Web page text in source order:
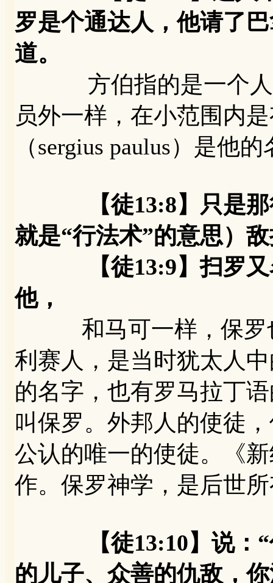
罗是个通达人，他请了
道。
方伯指的是一个人的
员外一样，在小范围内
（sergius paulus）是他
【徒13:8】只是
就是“行法术”的意思）
【徒13:9】扫罗又名
他，
和马可一样，保罗也
利赛人，是当时犹太人
的名字，也有罗马拉丁
叫保罗。外邦人的使徒
公认的唯一的使徒。《
作。保罗神学，是后世
【徒13:10】说
的儿子、众善的仇敌，